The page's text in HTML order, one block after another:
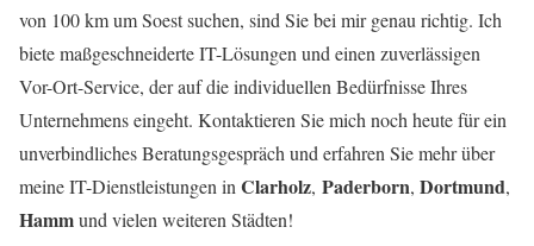
von 100 km um Soest suchen, sind Sie bei mir genau richtig. Ich
biete maßgeschneiderte IT-Lösungen und einen zuverlässigen
Vor-Ort-Service, der auf die individuellen Bedürfnisse Ihres
Unternehmens eingeht. Kontaktieren Sie mich noch heute für ein
unverbindliches Beratungsgespräch und erfahren Sie mehr über
meine IT-Dienstleistungen in Clarholz, Paderborn, Dortmund,
Hammund vielen weiteren Städten!